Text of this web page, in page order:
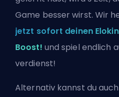
Game besser wirst. Wir
jetzt sofort deinen
Boost! und spiel endlich
verdienst!
Alternativ kannst du auch